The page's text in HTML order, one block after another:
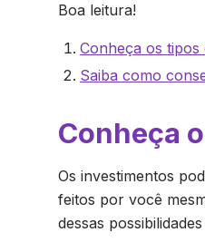
Boa leitura!
Conheça os tipos
Saiba como
Conheça
Os investimentos
feitos por você
dessas